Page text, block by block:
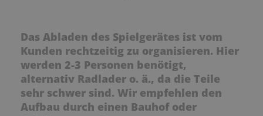
Das Abladen des Spielgerätes ist vom
Kunden rechtzeitig zu organisieren. Hier
werden 2-3 Personen benötigt,
alternativ Radlader o. ä., da die Teile
sehr schwer sind. Wir empfehlen den
Aufbau durch einen Bauhof oder